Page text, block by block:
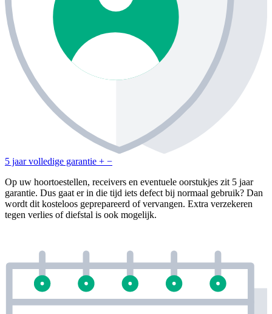
5 jaar volledige garantie + −
Op uw hoortoestellen, receivers en eventuele oorstukjes zit 5 jaar
garantie. Dus gaat er in die tijd iets defect bij normaal gebruik? Dan
wordt dit kosteloos geprepareerd of vervangen. Extra verzekeren
tegen verlies of diefstal is ook mogelijk.